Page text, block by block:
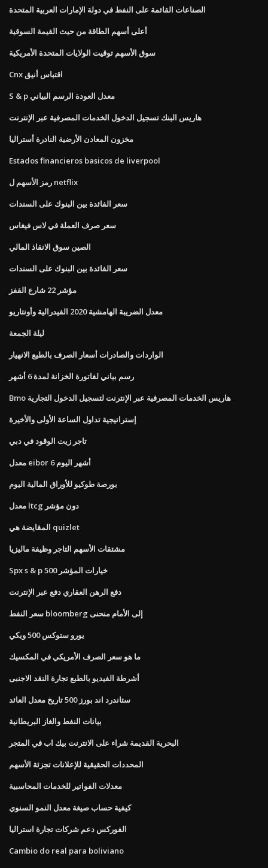
الصناعات القائمة على النفط في دولة الإمارات العربية المتحدة
أعلى أسهم الطاقة من حيث القيمة السوقية
سوق الأسهم توقيت الولايات المتحدة الأمريكية
Cnx اقتباس أنيق
S & p معدل العودة الرسم البياني
هاريس البنك تسجيل الدخول الخدمات المصرفية عبر الإنترنت
مخزون المعادن الأرضية النادرة أستراليا
Estados financieros basicos de liverpool
رمز الأسهم ل netflix
سعر الفائدة بين البنوك على السندات
سعر صرف العملة في لاس فيغاس
الصين سوق الانقاذ المالي
سعر الفائدة بين البنوك على السندات
مؤشر 22 شارع القفز
معدل الضريبة الهامشية 2020 الفيدرالية وأونتاريو
ليلة الجمعة
الواردات والصادرات أسعار الصرف بالطبع الانهيار
رسم بياني لفاتورة الخزانة لمدة 6 أشهر
Bmo هاريس الخدمات المصرفية عبر الإنترنت لتسجيل الدخول التجارية
إستراتيجية تداول الساعة الأولى والأخيرة
تاجر زيت الوقود في دبي
معدل eibor 6 أشهر اليوم
بورصة طوكيو للأوراق المالية اليوم
معدل ltcg دون مؤشر
المقايضة هي quizlet
مشتقات الأسهم التاجر وظيفة ماليزيا
Spx s & p 500 خيارات المؤشر
دفع الرهن العقاري دفع عبر الإنترنت
سعر النفط bloomberg إلى الأمام منحنى
يورو ستوكس 500 ويكي
ما هو سعر الصرف الأمريكي في المكسيك
أشرطة الفيديو بالطبع تجارة النقد الاجنبى
ستاندرد اند بورز 500 تاريخ معدل العائد
بيانات النفط والغاز البريطانية
البحرية القديمة شراء على الانترنت بيك اب في المتجر
المحددات الحقيقية للإعلانات تجزئة الأسهم
معدلات الفواتير للخدمات المحاسبية
كيفية حساب صيغة معدل النمو السنوي
الفوركس دعم شركات تجارة استراليا
Cambio do real para boliviano